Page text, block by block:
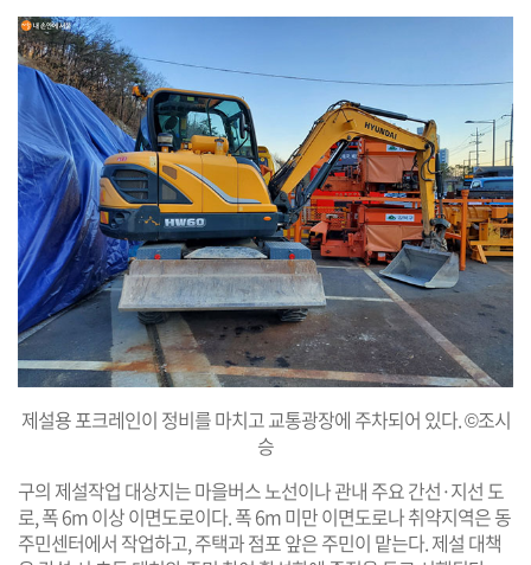
제설용 포크레인이 정비를 마치고 교통광장에 주차되어 있다. ©조시
승
구의 제설작업 대상지는 마을버스 노선이나 관내 주요 간선·지선 도
로, 폭 6m 이상 이면도로이다. 폭 6m 미만 이면도로나 취약지역은 동
주민센터에서 작업하고, 주택과 점포 앞은 주민이 맡는다. 제설 대책